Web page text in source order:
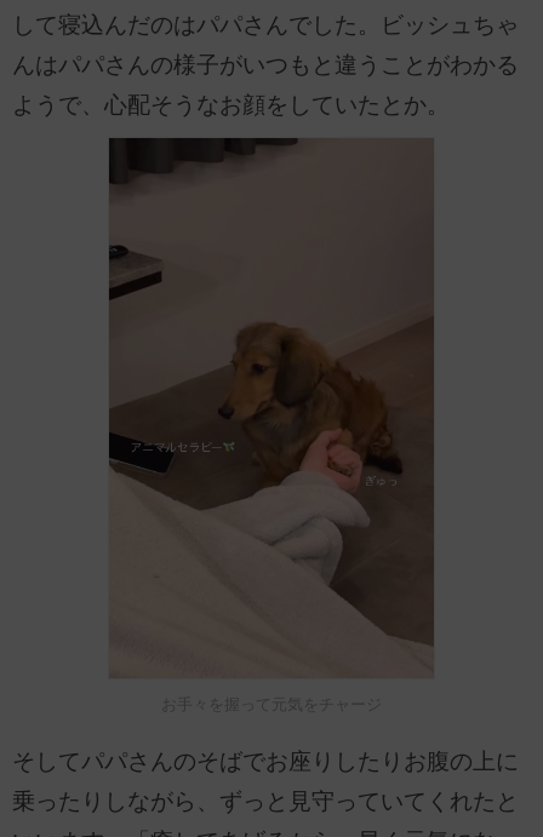
して寝込んだのはパパさんでした。ビッシュちゃ
んはパパさんの様子がいつもと違うことがわかる
ようで、心配そうなお顔をしていたとか。
お手々を握って元気をチャージ
そしてパパさんのそばでお座りしたりお腹の上に
乗ったりしながら、ずっと見守っていてくれたと